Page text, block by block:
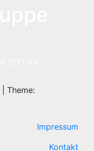
Theme:
Impressum
Kontakt